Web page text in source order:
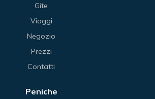
Gite
Viaggi
Negozio
Prezzi
Contatti
Peniche